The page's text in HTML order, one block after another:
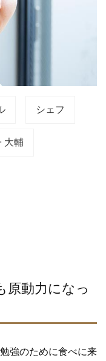
シェフ
大輔
原動力になっ
強のために食べに来